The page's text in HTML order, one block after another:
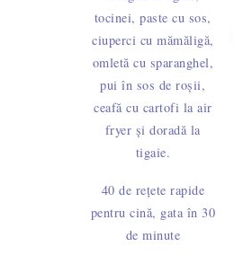
40 de rețete rapide
pentru cină, gata în 30
de minute